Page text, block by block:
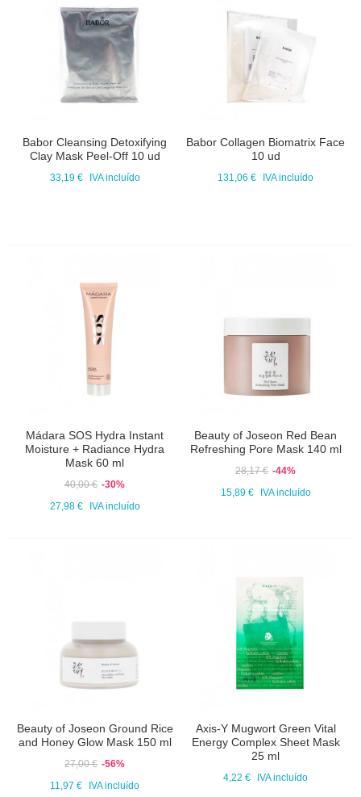
Babor Cleansing Detoxifying
Clay Mask Peel-Off 10 ud
33,19 € IVA incluído
Babor Collagen Biomatrix Face
10 ud
131,06 € IVA incluído
Mádara SOS Hydra Instant
Moisture + Radiance Hydra
Mask 60 ml
40,00 € -30%
27,98 €
IVA incluído
Beauty of Joseon Red Bean
Refreshing Pore Mask 140 ml
28,17 € -44%
15,89 €
IVA incluído
Beauty of Joseon Ground Rice
and Honey Glow Mask 150 ml
27,00 € -56%
11,97 €
IVA incluído
Axis-Y Mugwort Green Vital
Energy Complex Sheet Mask
25 ml
4,22 € IVA incluído